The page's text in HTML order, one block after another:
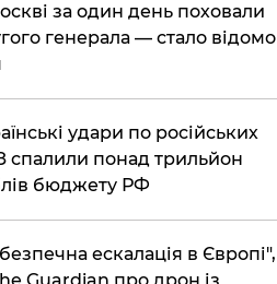
за один день поховали
генерала — стало відомо
удари по російських
спалили понад трильйон
бюджету РФ
ескалація в Європі",